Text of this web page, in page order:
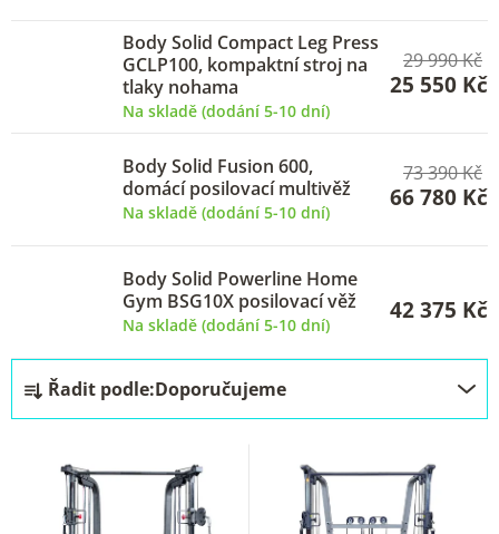
Body Solid Compact Leg Press
GCLP100, kompaktní stroj na
tlaky nohama
Na skladě (dodání 5-10 dní)
29 990 Kč
25 550 Kč
Body Solid Fusion 600,
domácí posilovací multivěž
Na skladě (dodání 5-10 dní)
73 390 Kč
66 780 Kč
Body Solid Powerline Home
Gym BSG10X posilovací věž
Na skladě (dodání 5-10 dní)
42 375 Kč
Ř
a
Řadit podle:Doporučujeme